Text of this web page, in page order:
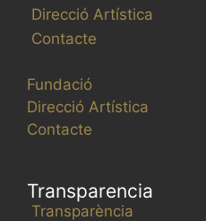
Direcció Artística
Contacte
Fundació
Direcció Artística
Contacte
Transparencia
Transparència